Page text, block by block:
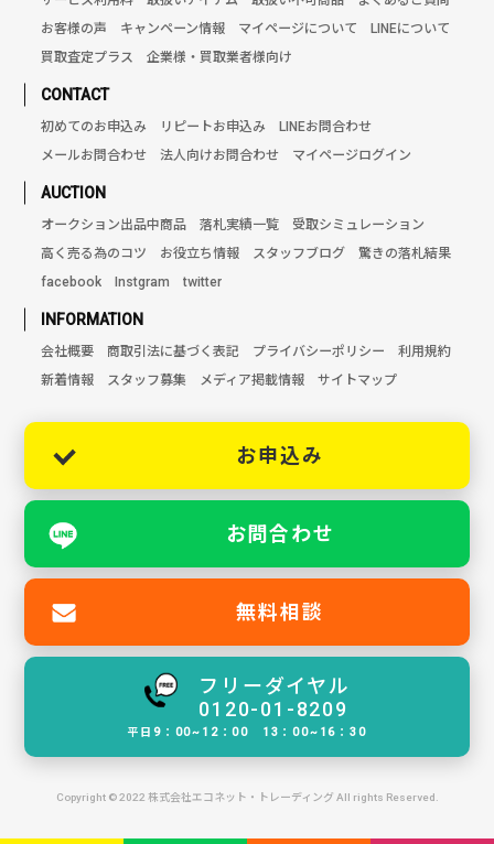
お客様の声
キャンペーン情報 マイページについて
LINEについて
買取査定プラス
企業様・買取業者様向け
CONTACT
初めてのお申込み リピートお申込み
LINEお問合わせ
メールお問合わせ
法人向けお問合わせ マイページログイン
AUCTION
オークション出品中商品 落札実績一覧
受取シミュレーション
高く売る為のコツ
お役立ち情報 スタッフブログ
驚きの落札結果
facebook
Instgram twitter
INFORMATION
会社概要 商取引法に基づく表記 プライバシーポリシー
利用規約
新着情報
スタッフ募集 メディア掲載情報 サイトマップ
お申込み
お問合わせ
無料相談
フリーダイヤル
0120-01-8209
平日9：00~12：00 13：00~16：30
Copyright © 2022 株式会社エコネット・トレーディング All rights Reserved.